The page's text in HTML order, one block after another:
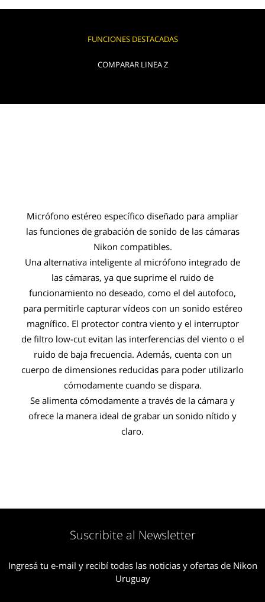
FUNCIONES DESTACADAS
COMPARAR LINEA Z
Micrófono estéreo específico diseñado para ampliar
las funciones de grabación de sonido de las cámaras
Nikon compatibles.
Una alternativa inteligente al micrófono integrado de
las cámaras, ya que suprime el ruido de
funcionamiento no deseado, como el del autofoco,
para permitirle capturar vídeos con un sonido estéreo
magnífico. El protector contra viento y el interruptor
de filtro low-cut evitan las interferencias del viento o el
ruido de baja frecuencia. Además, cuenta con un
cuerpo de dimensiones reducidas para poder utilizarlo
cómodamente cuando se dispara.
Se alimenta cómodamente a través de la cámara y
ofrece la manera ideal de grabar un sonido nítido y
claro.
Suscribite al Newsletter
Ingresá tu e-mail y recibí todas las noticias y ofertas de Nikon
Uruguay